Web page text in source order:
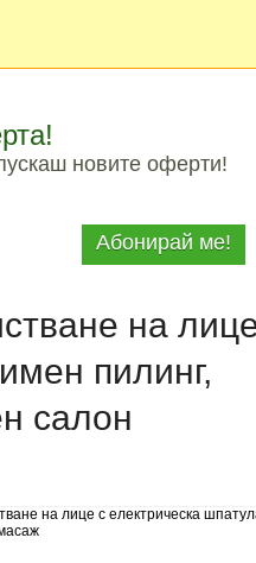
новите оферти!
Абонирай ме!
на
пилинг,
салон